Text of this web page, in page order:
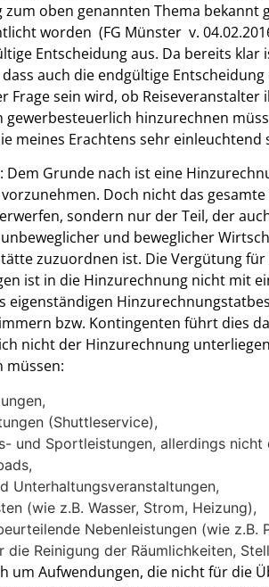
zum oben genannten Thema bekannt
worden (FG Münster v.
Entscheidung aus. Da bereits klar
auch die endgültige
Frage sein wird, ob
hinzurechnen
meines Erachtens sehr einleuchtend
Dem Grunde nach ist eine
Doch nicht das
sondern nur der Teil, der
und beweglicher
zuzuordnen ist. Die Vergütung
ist in die Hinzurechnung nicht mit
eigenständigen
bzw. Kontingenten führt dies
nicht der Hinzurechnung
müssen:
(Shuttleservice),
und Sportleistungen, allerdings
Unterhaltungsveranstaltungen,
(wie z.B. Wasser, Strom, Heizung),
Nebenleistungen (wie z.B.
die Reinigung der Räumlichkeiten,
um Aufwendungen, die nicht für die